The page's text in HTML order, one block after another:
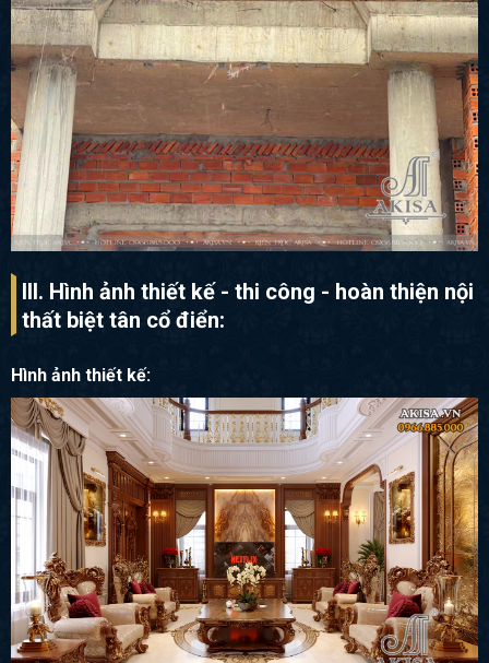
III. Hình ảnh thiết kế - thi công - hoàn thiện nội
thất biệt tân cổ điển:
Hình ảnh thiết kế: